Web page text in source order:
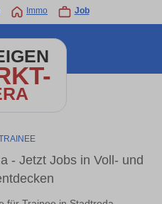
Immo Job
- Jetzt Jobs in Voll- und